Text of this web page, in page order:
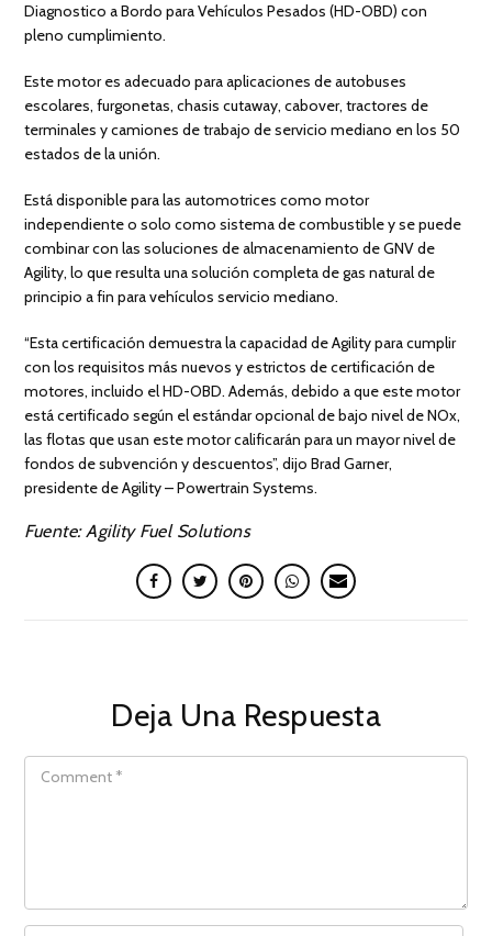
Diagnostico a Bordo para Vehículos Pesados (HD-OBD) con
pleno cumplimiento.
Este motor es adecuado para aplicaciones de autobuses
escolares, furgonetas, chasis cutaway, cabover, tractores de
terminales y camiones de trabajo de servicio mediano en los 50
estados de la unión.
Está disponible para las automotrices como motor
independiente o solo como sistema de combustible y se puede
combinar con las soluciones de almacenamiento de GNV de
Agility, lo que resulta una solución completa de gas natural de
principio a fin para vehículos servicio mediano.
“Esta certificación demuestra la capacidad de Agility para cumplir
con los requisitos más nuevos y estrictos de certificación de
motores, incluido el HD-OBD. Además, debido a que este motor
está certificado según el estándar opcional de bajo nivel de NOx,
las flotas que usan este motor calificarán para un mayor nivel de
fondos de subvención y descuentos”, dijo Brad Garner,
presidente de Agility – Powertrain Systems.
Fuente: Agility Fuel Solutions
Deja Una Respuesta
COMMENT
NAME